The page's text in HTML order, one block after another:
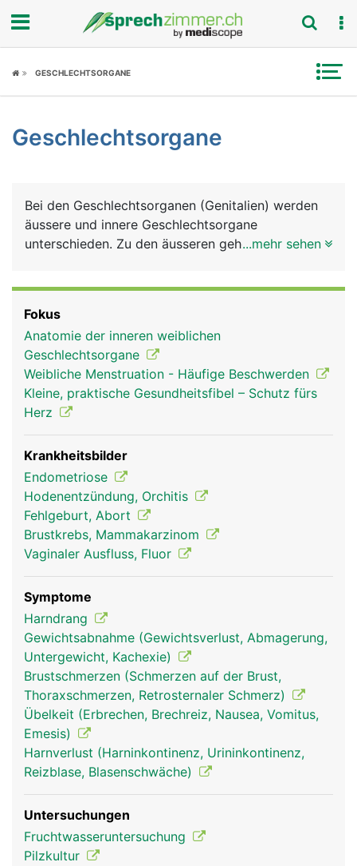
Fokus
Symptome
News
Rubriken
GESCHLECHTSORGANE
Geschlechtsorgane
Bei den Geschlechtsorganen (Genitalien) werden
äussere und innere Geschlechtsorgane
unterschieden. Zu den äusseren gehören Penis und
den inneren Geschlechtsorganen zählen beim
Mann die Hoden, Nebenhoden, Samenblasen,
Samenleiter und Prostata und bei der Frau die
Scheide (Vagina), Gebärmutter, Eileiter und
Eierstöcke. Auch die weiblichen Brüste zählen zu
den Geschlechtsorganen. Die Geschlechtsorgane
dienen vor allem zur Fortpflanzung und
Hormonproduktion sowie zur Befriedigung der
sexuellen Lust. Beim Mann dient der Penis auch
zur Ausscheidung von Urin.
Frau
Mann
...mehr sehen
Fokus
Anatomie der inneren weiblichen
Geschlechtsorgane
Weibliche Menstruation - Häufige Beschwerden
Kleine, praktische Gesundheitsfibel – Schutz fürs
Herz
Krankheitsbilder
Endometriose
Hodenentzündung, Orchitis
Fehlgeburt, Abort
Brustkrebs, Mammakarzinom
Vaginaler Ausfluss, Fluor
Symptome
Harndrang
Gewichtsabnahme (Gewichtsverlust, Abmagerung,
Untergewicht, Kachexie)
Brustschmerzen (Schmerzen auf der Brust,
Thoraxschmerzen, Retrosternaler Schmerz)
Übelkeit (Erbrechen, Brechreiz, Nausea, Vomitus,
Emesis)
Harnverlust (Harninkontinenz, Urininkontinenz,
Reizblase, Blasenschwäche)
Untersuchungen
Fruchtwasseruntersuchung
Pilzkultur